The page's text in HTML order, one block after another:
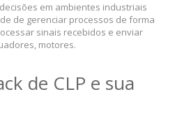
em ambientes industriais
de gerenciar processos de forma
sinais recebidos e enviar
motores.
de CLP e sua